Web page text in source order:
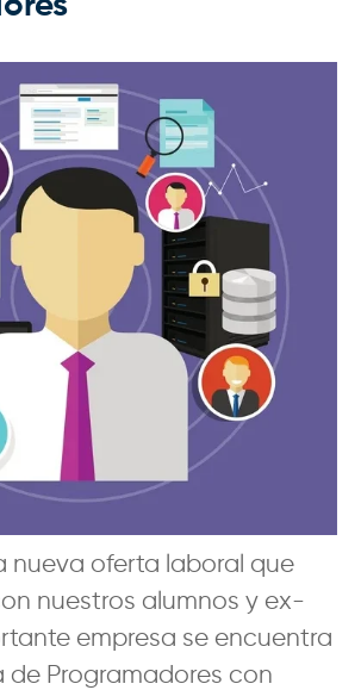
nueva oferta laboral que
nuestros alumnos y ex-
empresa se encuentra
de Programadores con